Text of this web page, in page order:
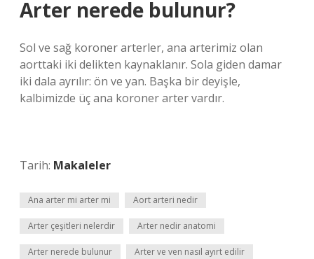
Arter nerede bulunur?
Sol ve sağ koroner arterler, ana arterimiz olan
aorttaki iki delikten kaynaklanır. Sola giden damar
iki dala ayrılır: ön ve yan. Başka bir deyişle,
kalbimizde üç ana koroner arter vardır.
Tarih: Makaleler
Ana arter mi arter mi Aort arteri nedir
Arter çeşitleri nelerdir Arter nedir anatomi
Arter nerede bulunur Arter ve ven nasıl ayırt edilir